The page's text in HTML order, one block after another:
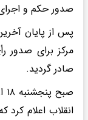
صدور حکم و
پس از پایان
مرکز برای صدور
صادر گردید.
انقلاب اعلام کرد